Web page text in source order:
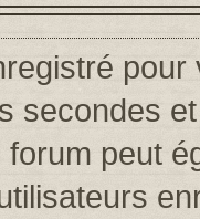
pour
secondes
forum peut